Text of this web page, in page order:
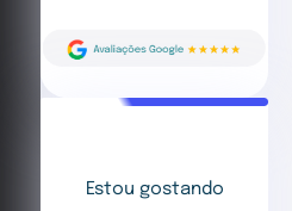
Estou gostando